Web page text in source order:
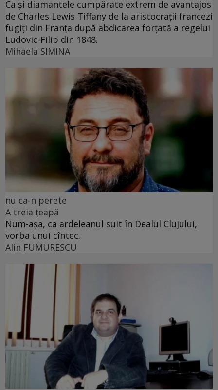
Ca și diamantele cumpărate extrem de avantajos
de Charles Lewis Tiffany de la aristocrații francezi
fugiți din Franța după abdicarea forțată a regelui
Ludovic-Filip din 1848.
Mihaela SIMINA
nu ca-n perete
A treia țeapă
Num-așa, ca ardeleanul suit în Dealul Clujului,
vorba unui cîntec.
Alin FUMURESCU